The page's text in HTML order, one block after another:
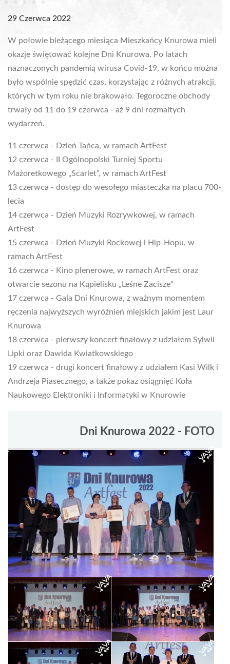
29 Czerwca 2022
W połowie bieżącego miesiąca Mieszkańcy Knurowa mieli
okazje świętować kolejne Dni Knurowa. Po latach
naznaczonych pandemią wirusa Covid-19, w końcu można
było wspólnie spędzić czas, korzystając z różnych atrakcji,
których w tym roku nie brakowało. Tegoroczne obchody
trwały od 11 do 19 czerwca - aż 9 dni rozmaitych
wydarzeń.
11 czerwca - Dzień Tańca, w ramach ArtFest
12 czerwca - II Ogólnopolski Turniej Sportu
Mażoretkowego „Scarlet”, w ramach ArtFest
13 czerwca - dostęp do wesołego miasteczka na placu 700-
lecia
14 czerwca - Dzień Muzyki Rozrywkowej, w ramach
ArtFest
15 czerwca - Dzień Muzyki Rockowej i Hip-Hopu, w
ramach ArtFest
16 czerwca - Kino plenerowe, w ramach ArtFest oraz
otwarcie sezonu na Kąpielisku „Leśne Zacisze”
17 czerwca - Gala Dni Knurowa, z ważnym momentem
ręczenia najwyższych wyróżnień miejskich jakim jest Laur
Knurowa
18 czerwca - pierwszy koncert finałowy z udziałem Sylwii
Lipki oraz Dawida Kwiatkowskiego
19 czerwca - drugi koncert finałowy z udziałem Kasi Wilk i
Andrzeja Piasecznego, a także pokaz osiągnięć Koła
Naukowego Elektroniki i Informatyki w Knurowie
Dni Knurowa 2022 - FOTO